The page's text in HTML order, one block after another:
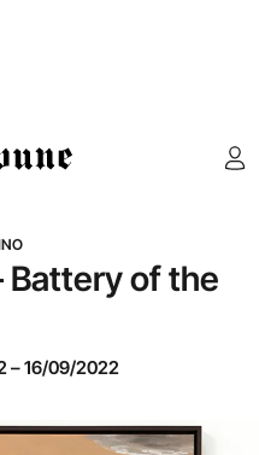
Battery of the
–16/09/2022